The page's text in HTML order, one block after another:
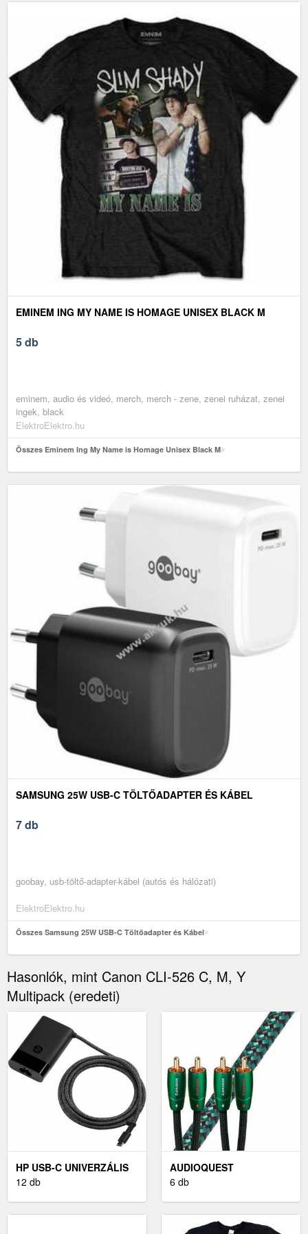
EMINEM ING MY NAME IS HOMAGE UNISEX BLACK M
5 db
eminem, audio és videó, merch, merch - zene, zenei ruházat, zenei
ingek, black
ElektroElektro.hu
Összes Eminem Ing My Name is Homage Unisex Black M
SAMSUNG 25W USB-C TÖLTŐADAPTER ÉS KÁBEL
7 db
goobay, usb-töltő-adapter-kábel (autós és hálózati)
ElektroElektro.hu
Összes Samsung 25W USB-C Töltőadapter és Kábel
Hasonlók, mint Canon CLI-526 C, M, Y
Multipack (eredeti)
HP USB-C UNIVERZÁLIS
NOTEBOOK TÖLTŐ 65W
12 db
AUDIOQUEST
EVERGREEN 5 M ZÖLD
6 db